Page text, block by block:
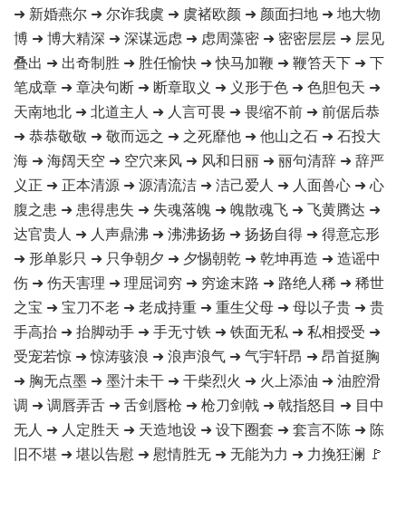
➜ 新婚燕尔 ➜ 尔诈我虞 ➜ 虞褚欧颜 ➜ 颜面扫地 ➜ 地大物
博 ➜ 博大精深 ➜ 深谋远虑 ➜ 虑周藻密 ➜ 密密层层 ➜ 层见
叠出 ➜ 出奇制胜 ➜ 胜任愉快 ➜ 快马加鞭 ➜ 鞭笞天下 ➜ 下
笔成章 ➜ 章决句断 ➜ 断章取义 ➜ 义形于色 ➜ 色胆包天 ➜
天南地北 ➜ 北道主人 ➜ 人言可畏 ➜ 畏缩不前 ➜ 前倨后恭
➜ 恭恭敬敬 ➜ 敬而远之 ➜ 之死靡他 ➜ 他山之石 ➜ 石投大
海 ➜ 海阔天空 ➜ 空穴来风 ➜ 风和日丽 ➜ 丽句清辞 ➜ 辞严
义正 ➜ 正本清源 ➜ 源清流洁 ➜ 洁己爱人 ➜ 人面兽心 ➜ 心
腹之患 ➜ 患得患失 ➜ 失魂落魄 ➜ 魄散魂飞 ➜ 飞黄腾达 ➜
达官贵人 ➜ 人声鼎沸 ➜ 沸沸扬扬 ➜ 扬扬自得 ➜ 得意忘形
➜ 形单影只 ➜ 只争朝夕 ➜ 夕惕朝乾 ➜ 乾坤再造 ➜ 造谣中
伤 ➜ 伤天害理 ➜ 理屈词穷 ➜ 穷途末路 ➜ 路绝人稀 ➜ 稀世
之宝 ➜ 宝刀不老 ➜ 老成持重 ➜ 重生父母 ➜ 母以子贵 ➜ 贵
手高抬 ➜ 抬脚动手 ➜ 手无寸铁 ➜ 铁面无私 ➜ 私相授受 ➜
受宠若惊 ➜ 惊涛骇浪 ➜ 浪声浪气 ➜ 气宇轩昂 ➜ 昂首挺胸
➜ 胸无点墨 ➜ 墨汁未干 ➜ 干柴烈火 ➜ 火上添油 ➜ 油腔滑
调 ➜ 调唇弄舌 ➜ 舌剑唇枪 ➜ 枪刀剑戟 ➜ 戟指怒目 ➜ 目中
无人 ➜ 人定胜天 ➜ 天造地设 ➜ 设下圈套 ➜ 套言不陈 ➜ 陈
旧不堪 ➜ 堪以告慰 ➜ 慰情胜无 ➜ 无能为力 ➜ 力挽狂澜 🚩